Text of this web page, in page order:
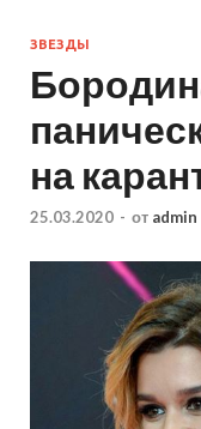
ЗВЕЗДЫ
на
25.03.2020 - от admin